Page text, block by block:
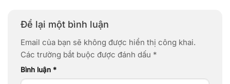
Để lại một bình luận
Email của bạn sẽ không được hiển thị công khai.
Các trường bắt buộc được đánh dấu *
Bình luận *